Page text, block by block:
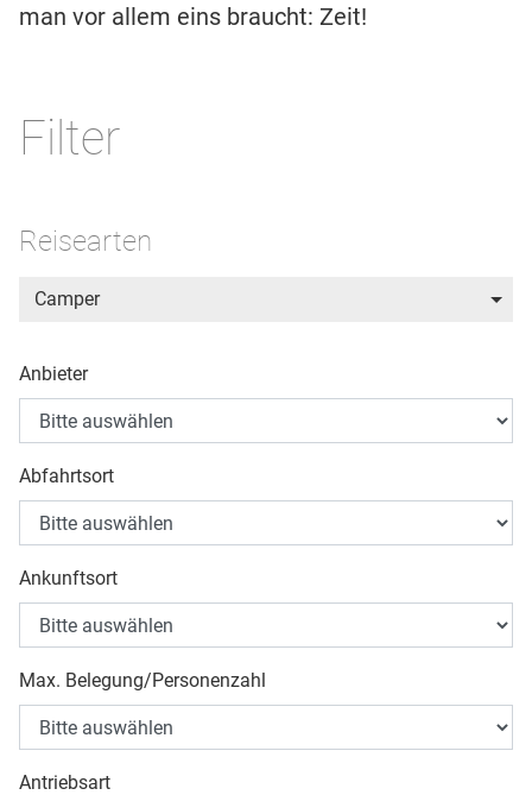
man vor allem eins braucht: Zeit!
Filter
Reisearten
Camper
Anbieter
Abfahrtsort
Ankunftsort
Max. Belegung/Personenzahl
Antriebsart